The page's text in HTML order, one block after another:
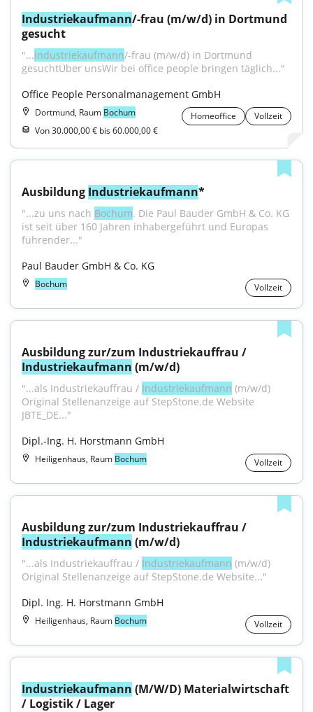
Industriekaufmann/-frau (m/w/d) in Dortmund
gesucht
"...Industriekaufmann/-frau (m/w/d) in Dortmund
gesuchtÜber unsWir bei office people bringen täglich..."
Office People Personalmanagement GmbH
Dortmund, Raum Bochum Homeoffice
Vollzeit
Von 30.000,00 € bis 60.000,00 €
Ausbildung Industriekaufmann*
"...zu uns nach Bochum. Die Paul Bauder GmbH & Co. KG
ist seit über 160 Jahren inhabergeführt und Europas
führender..."
Paul Bauder GmbH & Co. KG
Bochum Vollzeit
Industriekaufmann (m/w/d)
"...als Industriekauffrau / Industriekaufmann (m/w/d)
Original Stellenanzeige auf StepStone.de Website
JBTE_DE..."
Dipl.-Ing. H. Horstmann GmbH
Heiligenhaus, Raum Bochum Vollzeit
Industriekaufmann (m/w/d)
"...als Industriekauffrau / Industriekaufmann (m/w/d)
Original Stellenanzeige auf StepStone.de Website..."
Dipl. Ing. H. Horstmann GmbH
Heiligenhaus, Raum Bochum Vollzeit
Industriekaufmann (M/W/D) Materialwirtschaft
/ Logistik / Lager